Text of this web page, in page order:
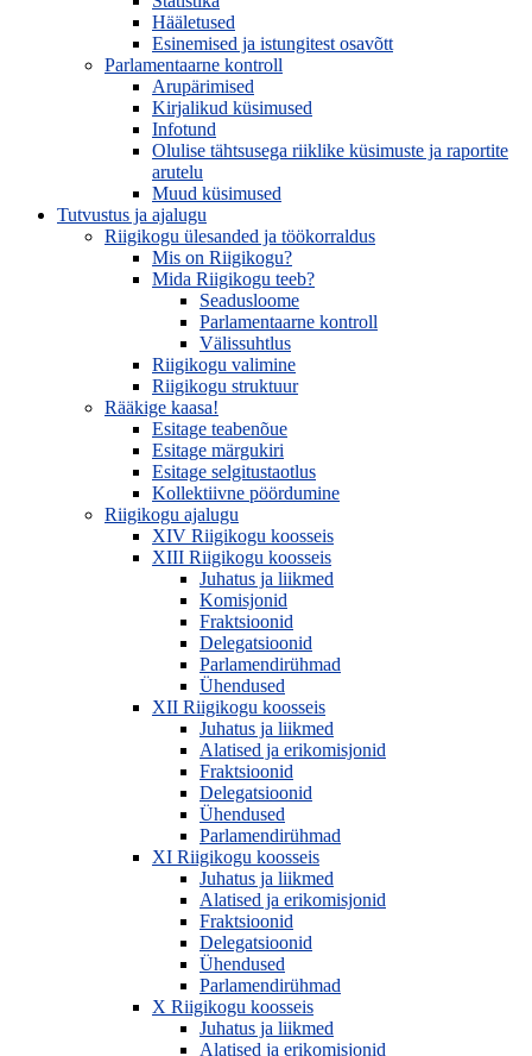
Hääletused
Esinemised ja istungitest osavõtt
Parlamentaarne kontroll
Arupärimised
Kirjalikud küsimused
Infotund
Olulise tähtsusega riiklike küsimuste ja raportite
arutelu
Muud küsimused
Tutvustus ja ajalugu
Riigikogu ülesanded ja töökorraldus
Mis on Riigikogu?
Mida Riigikogu teeb?
Seadusloome
Parlamentaarne kontroll
Välissuhtlus
Riigikogu valimine
Riigikogu struktuur
Rääkige kaasa!
Esitage teabenõue
Esitage märgukiri
Esitage selgitustaotlus
Kollektiivne pöördumine
Riigikogu ajalugu
XIV Riigikogu koosseis
XIII Riigikogu koosseis
Juhatus ja liikmed
Komisjonid
Fraktsioonid
Delegatsioonid
Parlamendirühmad
Ühendused
XII Riigikogu koosseis
Juhatus ja liikmed
Alatised ja erikomisjonid
Fraktsioonid
Delegatsioonid
Ühendused
Parlamendirühmad
XI Riigikogu koosseis
Juhatus ja liikmed
Alatised ja erikomisjonid
Fraktsioonid
Delegatsioonid
Ühendused
Parlamendirühmad
X Riigikogu koosseis
Juhatus ja liikmed
Alatised ja erikomisjonid